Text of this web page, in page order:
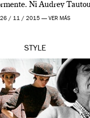
Ni Audrey
ni ninguna otra. A él […]
26 / 11 / 2015 — VER MÁS
STYLE